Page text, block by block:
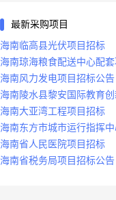
最新采购项目
海南临高县光伏项目招标
海南琼海粮食配送中心配
海南风力发电项目招标公告
海南陵水县黎安国际教育
沟项目招标
海南大亚湾工程项目招标
海南东方市城市运行指挥
海南省人民医院项目招标
海南省税务局项目招标公告